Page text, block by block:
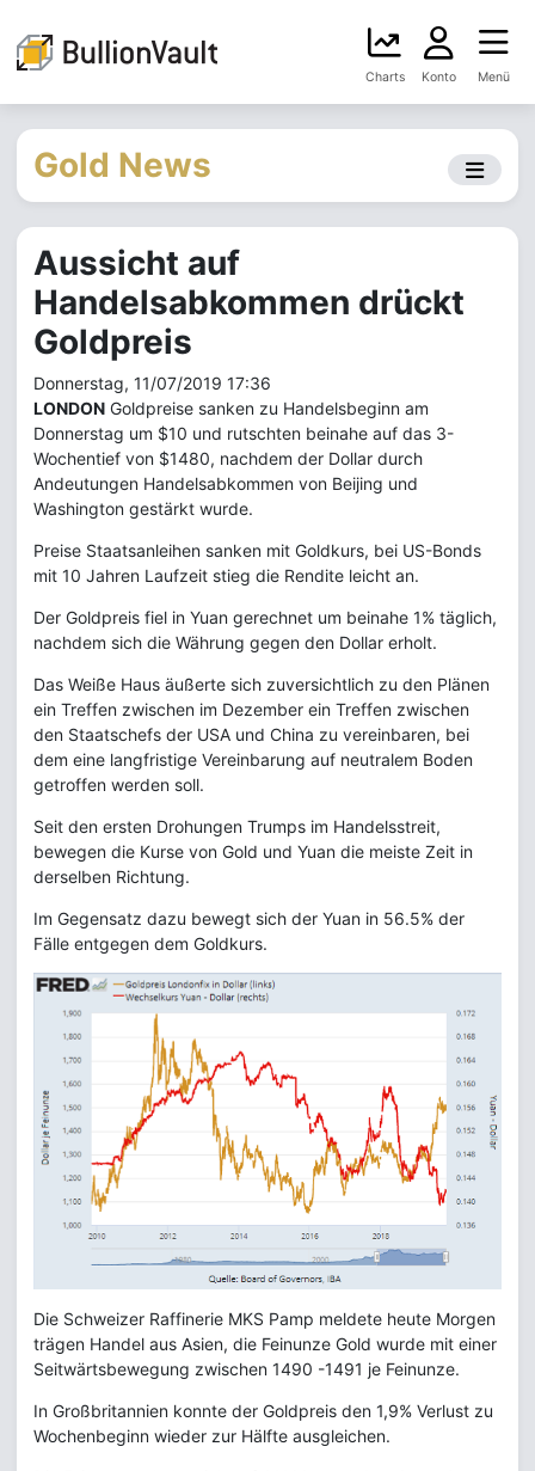
Charts Konto Menü
Gold News
Aussicht auf
Handelsabkommen drückt
Goldpreis
Donnerstag, 11/07/2019 17:36
LONDON Goldpreise sanken zu Handelsbeginn am
Donnerstag um $10 und rutschten beinahe auf das 3-
Wochentief von $1480, nachdem der Dollar durch
Andeutungen Handelsabkommen von Beijing und
Washington gestärkt wurde.
Preise Staatsanleihen sanken mit Goldkurs, bei US-Bonds
mit 10 Jahren Laufzeit stieg die Rendite leicht an.
Der Goldpreis fiel in Yuan gerechnet um beinahe 1% täglich,
nachdem sich die Währung gegen den Dollar erholt.
Das Weiße Haus äußerte sich zuversichtlich zu den Plänen
ein Treffen zwischen im Dezember ein Treffen zwischen
den Staatschefs der USA und China zu vereinbaren, bei
dem eine langfristige Vereinbarung auf neutralem Boden
getroffen werden soll.
Seit den ersten Drohungen Trumps im Handelsstreit,
bewegen die Kurse von Gold und Yuan die meiste Zeit in
derselben Richtung.
Im Gegensatz dazu bewegt sich der Yuan in 56.5% der
Fälle entgegen dem Goldkurs.
Die Schweizer Raffinerie MKS Pamp meldete heute Morgen
trägen Handel aus Asien, die Feinunze Gold wurde mit einer
Seitwärtsbewegung zwischen 1490 -1491 je Feinunze.
In Großbritannien konnte der Goldpreis den 1,9% Verlust zu
Wochenbeginn wieder zur Hälfte ausgleichen.